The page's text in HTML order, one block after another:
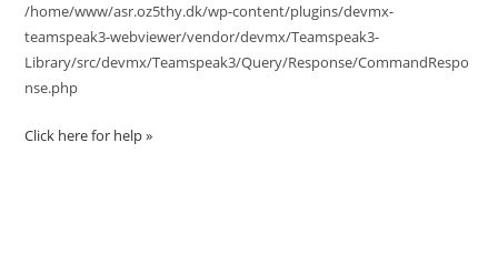
/home/www/asr.oz5thy.dk/wp-content/plugins/devmx-
teamspeak3-webviewer/vendor/devmx/Teamspeak3-
Library/src/devmx/Teamspeak3/Query/Response/CommandRespo
nse.php
Click here for help »